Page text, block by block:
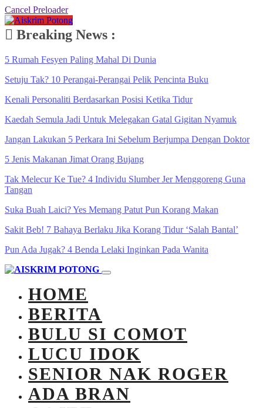
Cancel Preloader
Breaking News :
5 Rumah Fesyen Paling Mahal Di Dunia
Setuju Tak? 10 Perangai-Perangai Pelik Pencinta Buku
Kenali Personaliti Berdasarkan Posisi Ketika Tidur
Kaedah Semula Jadi Untuk Melegakan Gatal Gigitan Nyamuk
Jangan Lakukan 5 Perkara Ini Sebelum Berjumpa Dengan Doktor
5 Jenis Makanan Jimat Orang Bujang
Tak Melecur Ke Tue? 4 Individu Slumber Jer Menggoreng Guna
Tangan
Suka Buah Laici? Yes Memang Patut Pun Korang Makan
Sakit Beb! 7 Bahaya Berlaku Jika Korang Tidur ‘Salah Bantal’
Pun Ada Jugak? 4 Benda Lelaki Inginkan Pada Wanita
HOME
BERITA
BULU SI COMOT
LUCU IDOK
SENIOR NAK ROGER
ADA BRAN